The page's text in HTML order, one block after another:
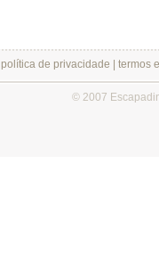
política de privacidade termos
© 2007